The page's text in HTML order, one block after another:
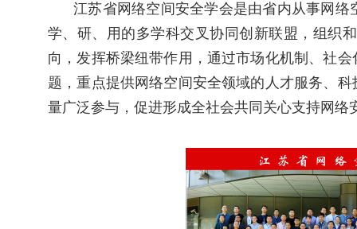
江苏省网络空间安全学会是由省内从事网
学、研、用的多学科交叉协同创新联盟，组织
向，发挥桥梁纽带作用，通过市场化机制、社
题，重点提供网络空间安全领域的人才服务、
量广泛参与，促进形成全社会共同关心支持网络